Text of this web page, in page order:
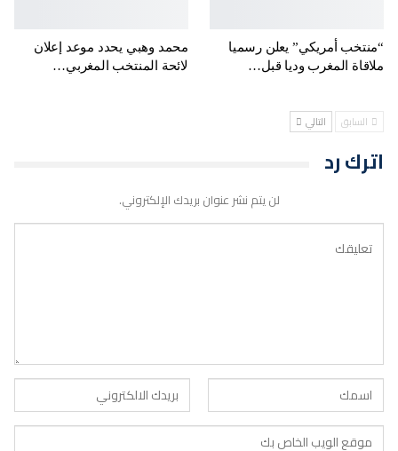
“منتخب أمريكي” يعلن رسميا
ملاقاة المغرب وديا قبل…
محمد وهبي يحدد موعد إعلان
لائحة المنتخب المغربي…
السابق التالي
اترك رد
لن يتم نشر عنوان بريدك الإلكتروني.